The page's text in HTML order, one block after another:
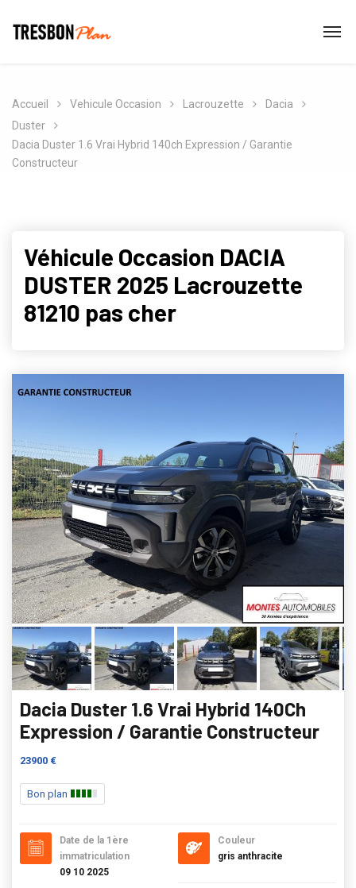
Accueil Vehicule Occasion Lacrouzette
Dacia
Duster
Dacia Duster 1.6 Vrai Hybrid 140ch Expression / Garantie
Constructeur
Véhicule Occasion DACIA
DUSTER 2025 Lacrouzette
81210 pas cher
Dacia Duster 1.6 Vrai Hybrid 140Ch
Expression / Garantie Constructeur
23900 €
Bon plan
Date de la 1ère
immatriculation
09 10 2025
Couleur
gris anthracite